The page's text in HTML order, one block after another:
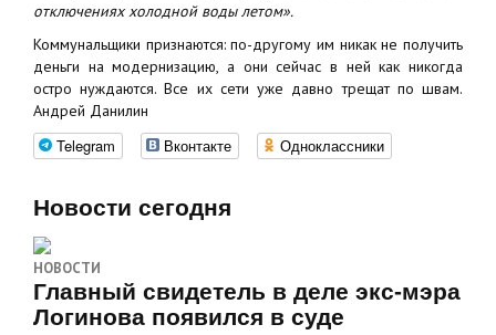
отключениях холодной воды летом».
Коммунальщики признаются: по-другому им никак не получить
деньги на модернизацию, а они сейчас в ней как никогда
остро нуждаются. Все их сети уже давно трещат по швам.
Андрей Данилин
Telegram Вконтакте Одноклассники
Новости сегодня
НОВОСТИ
Главный свидетель в деле экс-мэра
Логинова появился в суде